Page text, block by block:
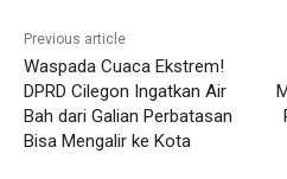
Previous article
Waspada Cuaca Ekstrem!
DPRD Cilegon Ingatkan Air
Bah dari Galian Perbatasan
Bisa Mengalir ke Kota